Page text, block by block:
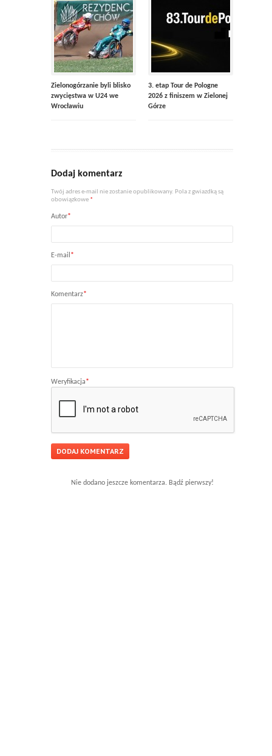
Zielonogórzanie byli blisko
zwycięstwa w U24 we
Wrocławiu
3. etap Tour de Pologne
2026 z finiszem w Zielonej
Górze
Dodaj komentarz
Twój adres e-mail nie zostanie opublikowany. Pola z gwiazdką są
obowiązkowe *
Autor*
E-mail*
Komentarz*
Weryfikacja*
Nie dodano jeszcze komentarza. Bądź pierwszy!